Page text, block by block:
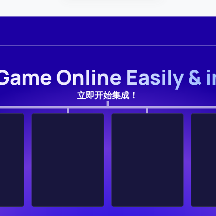
Online Easily &
立即开始集成！